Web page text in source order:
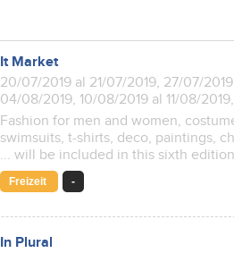
It Market
20/07/2019 al 21/07/2019, 27/07/
04/08/2019, 10/08/2019 al 11/08/
Fashion for men and women,
swimsuits, t-shirts, deco, paintings,
... will be included in this sixth
Freizeit -
In Plural